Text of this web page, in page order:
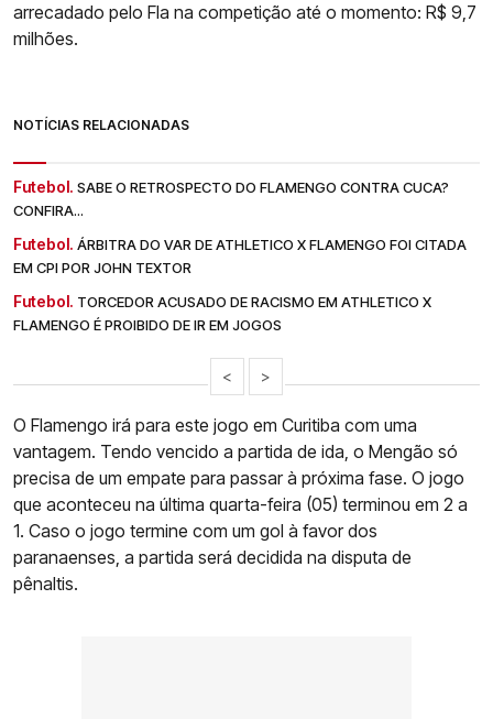
arrecadado pelo Fla na competição até o momento: R$ 9,7
milhões.
NOTÍCIAS RELACIONADAS
Futebol. SABE O RETROSPECTO DO FLAMENGO CONTRA CUCA?
CONFIRA...
Futebol. ÁRBITRA DO VAR DE ATHLETICO X FLAMENGO FOI CITADA
EM CPI POR JOHN TEXTOR
Futebol. TORCEDOR ACUSADO DE RACISMO EM ATHLETICO X
FLAMENGO É PROIBIDO DE IR EM JOGOS
< >
O Flamengo irá para este jogo em Curitiba com uma
vantagem. Tendo vencido a partida de ida, o Mengão só
precisa de um empate para passar à próxima fase. O jogo
que aconteceu na última quarta-feira (05) terminou em 2 a
1. Caso o jogo termine com um gol à favor dos
paranaenses, a partida será decidida na disputa de
pênaltis.